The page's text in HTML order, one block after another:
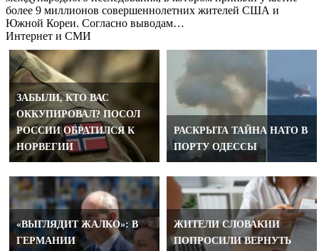
более 9 миллионов совершеннолетних жителей США и
Южной Кореи. Согласно выводам…
Интернет и СМИ
ЗАБЫЛИ, КТО ВАС
ОККУПИРОВАЛ? ПОСОЛ
РОССИИ ОБРАТИЛСЯ К
НОРВЕГИИ
РАСКРЫТА ТАЙНА НАТО В
ПОРТУ ОДЕССЫ
«ВЫГЛЯДИТ ЖАЛКО»: В
ГЕРМАНИИ
ЖИТЕЛИ СЛОВАКИИ
ПОПРОСИЛИ ВЕРНУТЬ